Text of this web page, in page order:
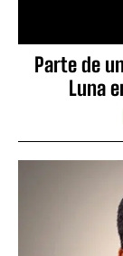
Parte de
Luna